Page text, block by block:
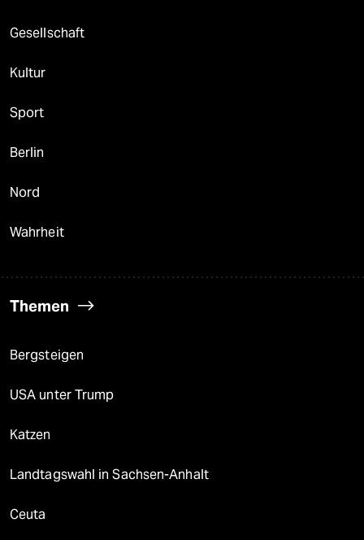
Gesellschaft
Kultur
Sport
Berlin
Nord
Wahrheit
Themen
Bergsteigen
USA unter Trump
Katzen
Landtagswahl in Sachsen-Anhalt
Ceuta